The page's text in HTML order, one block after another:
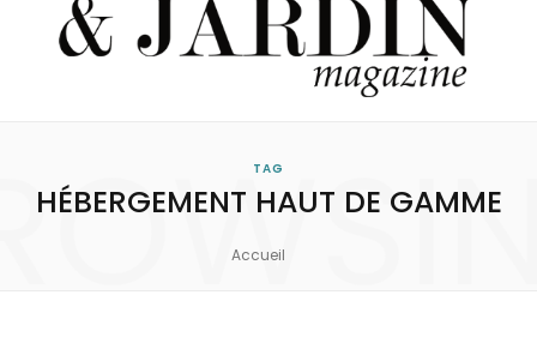
TAG
HÉBERGEMENT HAUT DE GAMME
Accueil